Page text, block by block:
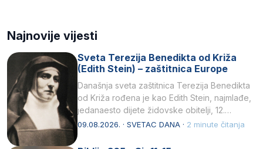
Najnovije vijesti
Sveta Terezija Benedikta od Križa
(Edith Stein) – zaštitnica Europe
Današnja sveta zaštitnica Terezija Benedikta
od Križa rođena je kao Edith Stein, najmlađe,
jedanaesto dijete židovske obitelji, 12.
listopada 1891, u Wrocławu…
09.08.2026. · SVETAC DANA · 2 minute čitanja